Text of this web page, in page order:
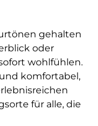
gehalten
oder
wohlfühlen.
komfortabel,
für alle, die